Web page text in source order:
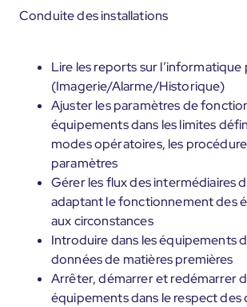
Conduite des installations
Lire les reports sur l’informatique
(Imagerie/Alarme/Historique)
Ajuster les paramètres de
équipements dans les limites
modes opératoires, les
paramètres
Gérer les flux des intermédiaires
adaptant le fonctionnement des
aux circonstances
Introduire dans les équipements
données de matières premières
Arrêter, démarrer et redémarrer
équipements dans le respect des